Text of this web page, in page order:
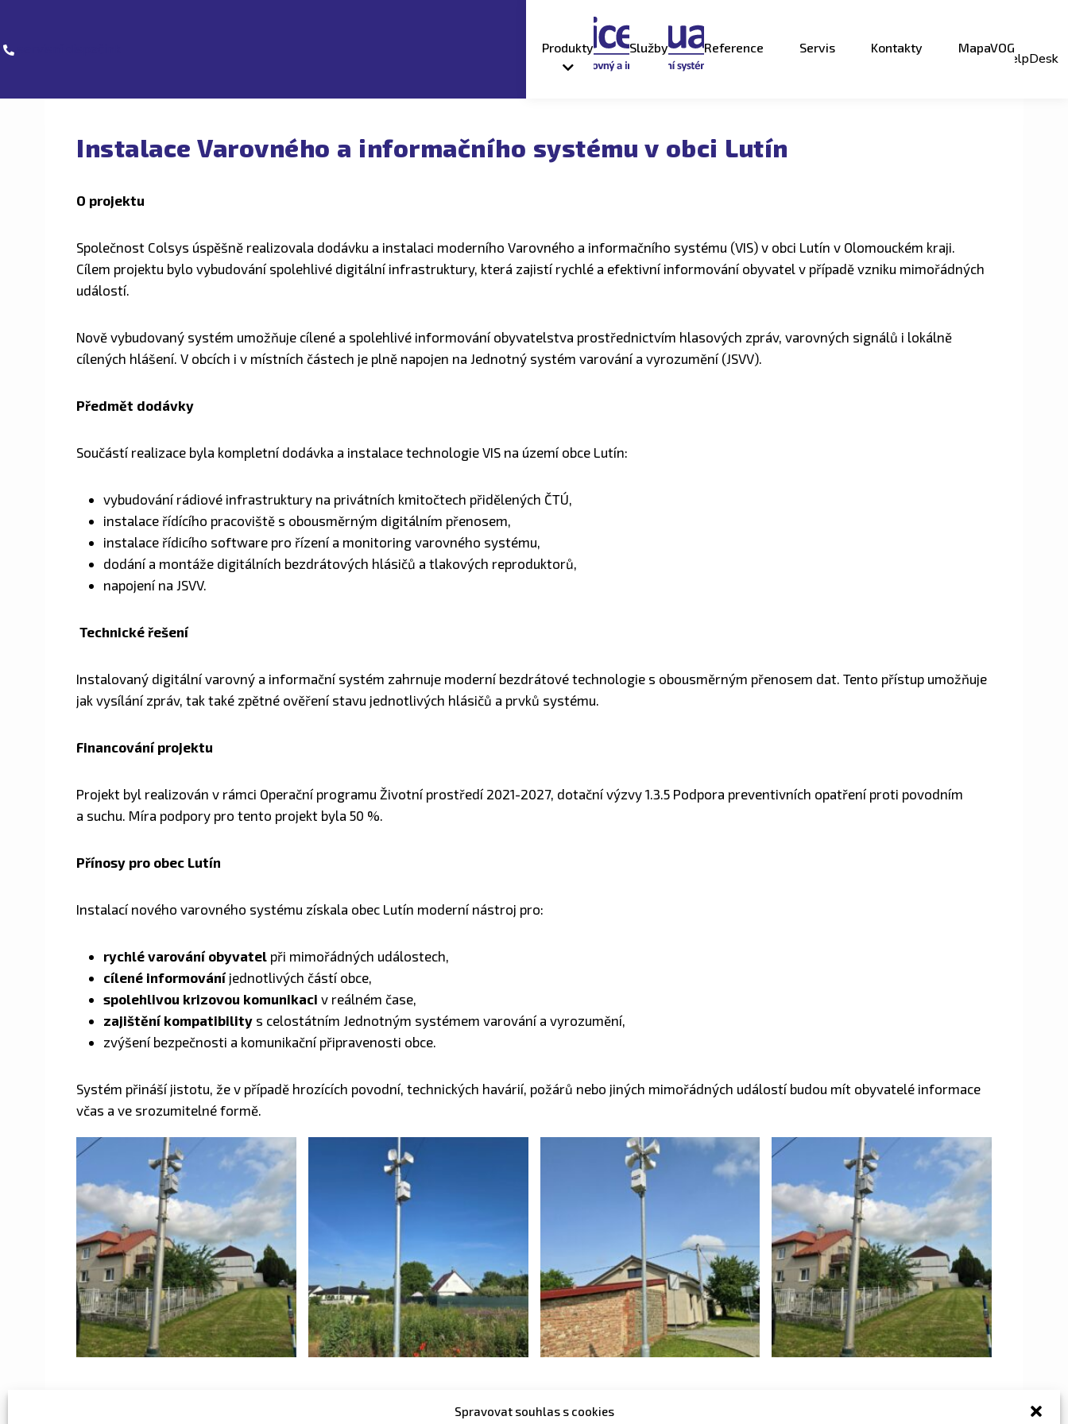
Spravovat souhlas s cookies
Produkty Služby Reference Servis Kontakty MapaVOG
HelpDesk
Instalace Varovného a informačního systému v obci Lutín
O projektu
Společnost Colsys úspěšně realizovala dodávku a instalaci moderního Varovného a informačního systému (VIS) v obci Lutín v Olomouckém kraji.
Cílem projektu bylo vybudování spolehlivé digitální infrastruktury, která zajistí rychlé a efektivní informování obyvatel v případě vzniku mimořádných
událostí.
Nově vybudovaný systém umožňuje cílené a spolehlivé informování obyvatelstva prostřednictvím hlasových zpráv, varovných signálů i lokálně
cílených hlášení. V obcích i v místních částech je plně napojen na Jednotný systém varování a vyrozumění (JSVV).
Předmět dodávky
Součástí realizace byla kompletní dodávka a instalace technologie VIS na území obce Lutín:
vybudování rádiové infrastruktury na privátních kmitočtech přidělených ČTÚ,
instalace řídícího pracoviště s obousměrným digitálním přenosem,
instalace řídicího software pro řízení a monitoring varovného systému,
dodání a montáže digitálních bezdrátových hlásičů a tlakových reproduktorů,
napojení na JSVV.
Technické řešení
Instalovaný digitální varovný a informační systém zahrnuje moderní bezdrátové technologie s obousměrným přenosem dat. Tento přístup umožňuje
jak vysílání zpráv, tak také zpětné ověření stavu jednotlivých hlásičů a prvků systému.
Financování projektu
Projekt byl realizován v rámci Operační programu Životní prostředí 2021-2027, dotační výzvy 1.3.5 Podpora preventivních opatření proti povodním
a suchu. Míra podpory pro tento projekt byla 50 %.
Přínosy pro obec Lutín
Instalací nového varovného systému získala obec Lutín moderní nástroj pro:
rychlé varování obyvatel při mimořádných událostech,
cílené informováníjednotlivých částí obce,
spolehlivou krizovou komunikaci v reálném čase,
zajištění kompatibility s celostátním Jednotným systémem varování a vyrozumění,
zvýšení bezpečnosti a komunikační připravenosti obce.
Systém přináší jistotu, že v případě hrozících povodní, technických havárií, požárů nebo jiných mimořádných událostí budou mít obyvatelé informace
včas a ve srozumitelné formě.